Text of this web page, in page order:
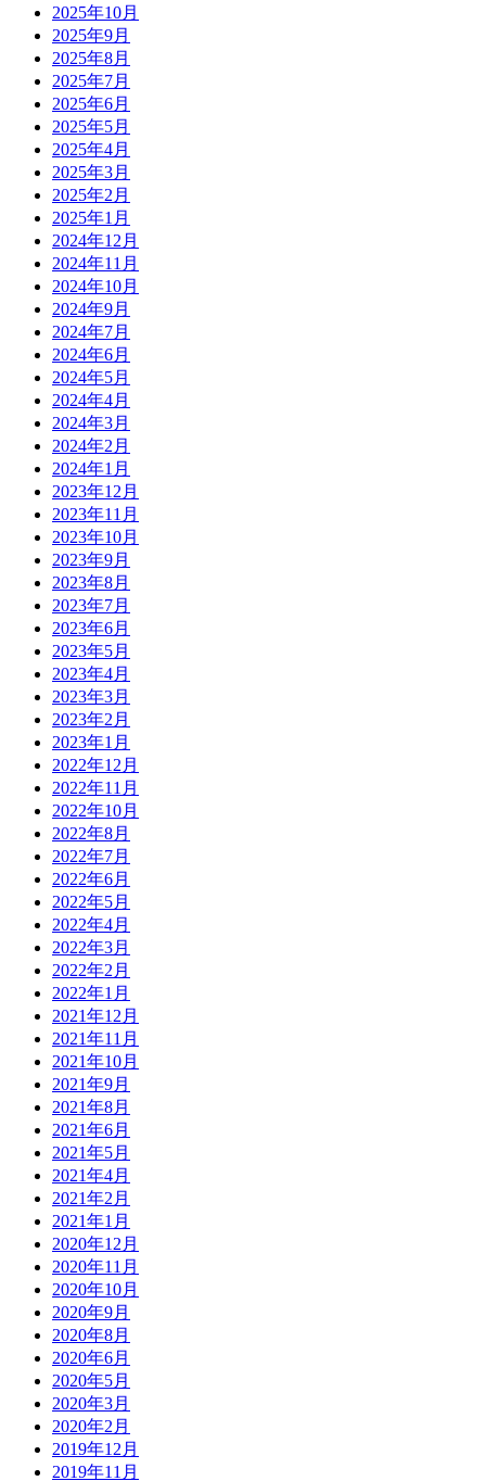
2025年10月
2025年9月
2025年8月
2025年7月
2025年6月
2025年5月
2025年4月
2025年3月
2025年2月
2025年1月
2024年12月
2024年11月
2024年10月
2024年9月
2024年7月
2024年6月
2024年5月
2024年4月
2024年3月
2024年2月
2024年1月
2023年12月
2023年11月
2023年10月
2023年9月
2023年8月
2023年7月
2023年6月
2023年5月
2023年4月
2023年3月
2023年2月
2023年1月
2022年12月
2022年11月
2022年10月
2022年8月
2022年7月
2022年6月
2022年5月
2022年4月
2022年3月
2022年2月
2022年1月
2021年12月
2021年11月
2021年10月
2021年9月
2021年8月
2021年6月
2021年5月
2021年4月
2021年2月
2021年1月
2020年12月
2020年11月
2020年10月
2020年9月
2020年8月
2020年6月
2020年5月
2020年3月
2020年2月
2019年12月
2019年11月